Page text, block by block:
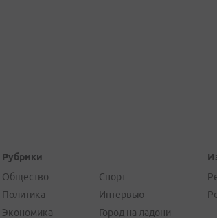
Рубрики
Общество
Политика
Экономика
Спорт
Интервью
Город на ладони